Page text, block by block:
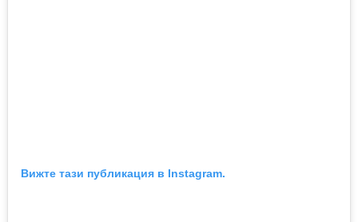
Вижте тази публикация в Instagram.